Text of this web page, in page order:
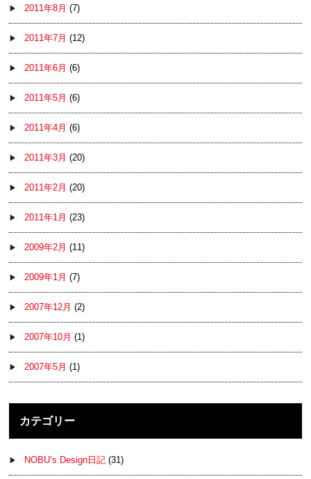
2011年8月 (7)
2011年7月 (12)
2011年6月 (6)
2011年5月 (6)
2011年4月 (6)
2011年3月 (20)
2011年2月 (20)
2011年1月 (23)
2009年2月 (11)
2009年1月 (7)
2007年12月 (2)
2007年10月 (1)
2007年5月 (1)
カテゴリー
NOBU’s Design日記 (31)